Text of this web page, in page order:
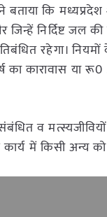
कि
निर्दिष्ट जल
रहेगा।
कारावास या रू0
व
में किसी अन्य को